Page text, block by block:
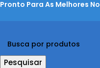
Pronto Para As Melhores
Pesquisar